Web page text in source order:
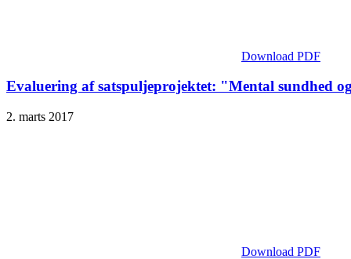
Download PDF
Evaluering af satspuljeprojektet: "Mental sundhed
2. marts 2017
Download PDF